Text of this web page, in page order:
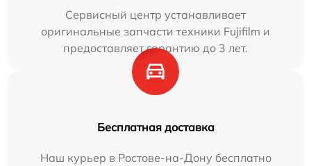
Сервисный центр устанавливает
оригинальные запчасти техники Fujifilm и
предоставляет гарантию до 3 лет.
Бесплатная доставка
Наш курьер в Ростове-на-Дону бесплатно